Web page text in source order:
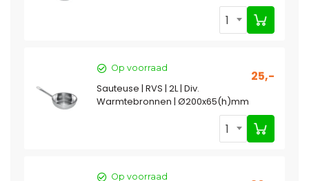
1
Op voorraad
25,-
Sauteuse | RVS | 2L | Div.
Warmtebronnen | Ø200x65(h)mm
1
Op voorraad